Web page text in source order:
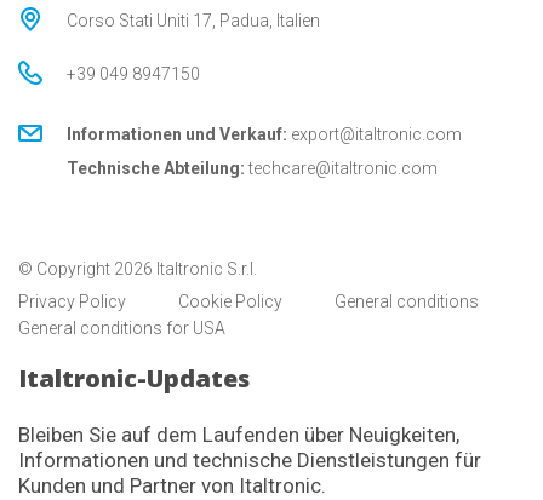
Corso Stati Uniti 17, Padua, Italien
+39 049 8947150
Informationen und Verkauf: export@italtronic.com
Technische Abteilung: techcare@italtronic.com
© Copyright 2026 Italtronic S.r.l.
Privacy Policy
Cookie Policy
General conditions
General conditions for USA
Italtronic-Updates
Bleiben Sie auf dem Laufenden über Neuigkeiten,
Informationen und technische Dienstleistungen für
Kunden und Partner von Italtronic.